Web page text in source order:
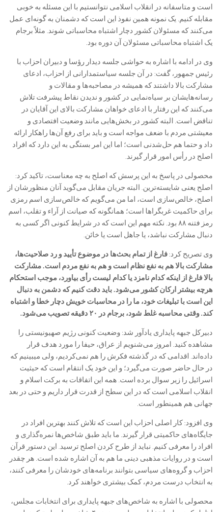
است و متاسفانه در انقلاب اسلامی نتوانستیم با این مسئله به خوبی
مقابله کنیم. یک نمونه همین نفوذ این است که دشمنان به گونه‌ای عمل
می‌کنند که مسئولان کشور دچار اشتباه محاسباتی شوند. مثلاً برجام
یک اشتباه محاسباتی مسئولان آن دوره بود.
وی در ادامه با اشاره به حواشی جلسه دیدار رؤسا و دبیران احزاب با
رئیس جمهور، گفت: در آن جلسه سیاستمدارانی از احزاب، ادعای
مشارکت بالا داشتند که همیشه در مصاحبه‌ها و مقالات و
رسانه‌هایشان بر سیاه‌نمایی در کشور و ندیدن نقاط پیشرفت تلاش
می‌کنند که این رفتار با ادعای خواهان مشارکت بالای این آقایان در
تناقض است. البته کشور در بخش‌هایی مانند وضعیت افتصادی و
معیشتی مردم با ضعف مواجه است و باید برای رفع آن‌ها راهکار ارائه
داد و حتما هم حل‌شدنی است؛ اما این امر بستگی به این دارد که افراد
اصلح در رأس امور قرار گیرند.
محصولی در پاسخ به این پرسش که اصلح به چه معناست، تاکید کرد:
اصلح یعنی شایسته‌ترین. البته جریان مقابل می‌گوید آنان منظورشان از
اصلح، خالص‌سازی است، اما من می‌گویم که خالص‌سازی اسم رمزی
برای حاکمیت غربگرا‌ها است؛ همانگونه که صیانت از آراء و تقلب، اسم
رمز فتنه ۸۸ بود. نکته مهم این است که در شرایط کنونی اگر کسی به
دنبال مشارکت نباشد، یا جاهل است یا خائن.
وی تصریح کرد: فارغ از تمام بحث‌ها در موضوع تأیید و رد صلاحیت‌ها،
مشارکت بالا هم به نفع نظام است و هم به نفع مردم است. مشارکت
بالا فارغ از اینکه کدام نامزد یا کدام لیست رأی بیاورد، موجب استحکام
هرچه بیشتر ارکان کشور می‌شود. باید دقت کنیم که دشمن به دنبال
این است با تبلیغات خود، ما را در محاسبات خویش دچار خطا و اشتباه
کند. وقتی محاسبه غلط شود، برجام در ۲۰ دقیقه تصویب می‌شود.
دبیرکل جبهه پایداری یادآور شد: وضعیت کنونی رژیم صهیونیستی را
مشاهده کنید. امروز می‌شنویم از عراق، حیفا را مورد هدف قرار
داده‌اند. اقدامی که در گذشته فکرش را هم نمی‌کردیم، ولی میبینیم که
در حال حاضر صورت می‌گیرد؛ و این خود یک انتقام است که حیثیت
اسرائیل را زیر سوال برده است. همه این اتفاقات به برکت اسلام و
انقلاب اسلامی است که در این سطح از قدرت قرار داریم و حتی در بعد
جهانی هم همینطور است.
وی افزود: کار اصلی احزاب این است که تلاش کنند بهترین افراد در
جایگاه‌های حاکمیتی قرار گیرند. ما باید طبق شاخص‌ها نمره‌گذاری و
افراد را معرفی کنیم. نباید از طرح کردن اصلح ترسید. این دستور قرآن
است و در روایات مذهبی دینی ما هم به آن اشاره شده است. هر چقدر
احزاب و گروه‌های سیاسی بتوانند برنامه‌های خودشان را معرفی کنند،
به انتخاب درست مردم، کمک بیشتری خواهند کرد.
محصولی با اشاره به شاخص‌های جبهه پایداری برای انتخابات مجلس،